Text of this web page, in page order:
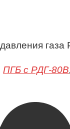
ПГБ с РДГ-80В,